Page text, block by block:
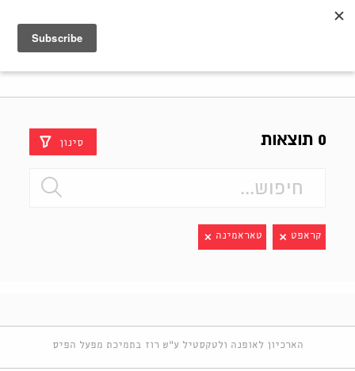
0 תוצאות סינון
קראפט טאראמינה
הארכיון לאופנה ולטקסטיל ע"ש רוז בתמיכת מפעל הפיס